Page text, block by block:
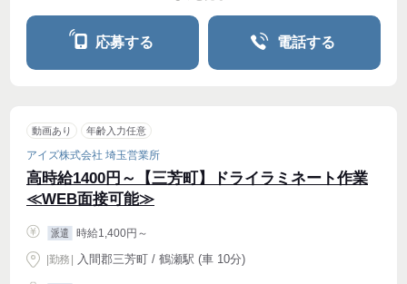
応募する 電話する
動画あり 年齢入力任意
アイズ株式会社 埼玉営業所
高時給1400円～【三芳町】ドライラミネート作業
≪WEB面接可能≫
派遣 時給1,400円～
|勤務 入間郡三芳町 / 鶴瀬駅 (車 10分)